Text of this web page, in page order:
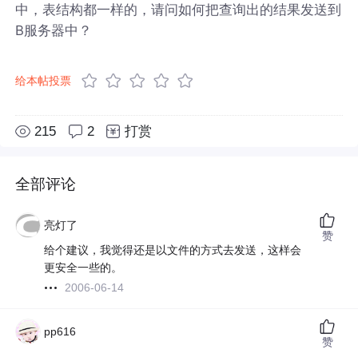
中，表结构都一样的，请问如何把查询出的结果发送到
B服务器中？
给本帖投票
215 2 打赏
全部评论
亮灯了
给个建议，我觉得还是以文件的方式去发送，这样会
更安全一些的。
2006-06-14
赞
pp616
赞